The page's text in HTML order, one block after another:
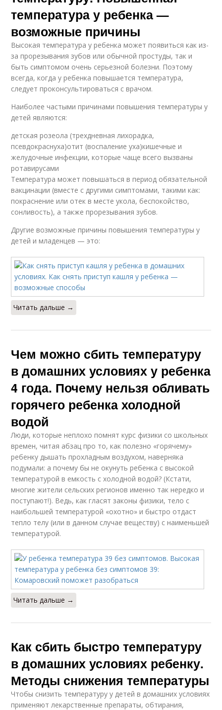
температура у ребенка —
возможные причины
Высокая температура у ребенка может появиться как из-
за прорезывания зубов или обычной простуды, так и
быть симптомом очень серьезной болезни. Поэтому
всегда, когда у ребенка повышается температура,
следует проконсультироваться с врачом.
Наиболее частыми причинами повышения температуры у
детей являются:
детская розеола (трехдневная лихорадка,
псевдокраснуха)отит (воспаление уха)кишечные и
желудочные инфекции, которые чаще всего вызваны
ротавирусами
Температура может повышаться в период обязательной
вакцинации (вместе с другими симптомами, такими как:
покраснение или отек в месте укола, беспокойство,
сонливость), а также прорезывания зубов.
Другие возможные причины повышения температуры у
детей и младенцев — это:
Читать дальше →
Чем можно сбить температуру
в домашних условиях у ребенка
4 года. Почему нельзя обливать
горячего ребенка холодной
водой
Люди, которые неплохо помнят курс физики со школьных
времен, читая абзац про то, как полезно «горячему»
ребенку дышать прохладным воздухом, наверняка
подумали: а почему бы не окунуть ребенка с высокой
температурой в емкость с холодной водой? (Кстати,
многие жители сельских регионов именно так нередко и
поступают!). Ведь, как гласят законы физики, тело с
наибольшей температурой «охотно» и быстро отдаст
тепло телу (или в данном случае веществу) с наименьшей
температурой.
Читать дальше →
Как сбить быстро температуру
в домашних условиях ребенку.
Методы снижения температуры
Чтобы снизить температуру у детей в домашних условиях
применяют лекарственные препараты, обтирания,